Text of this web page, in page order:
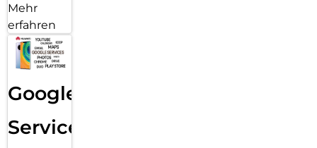
Mehr
erfahren
Google
Services